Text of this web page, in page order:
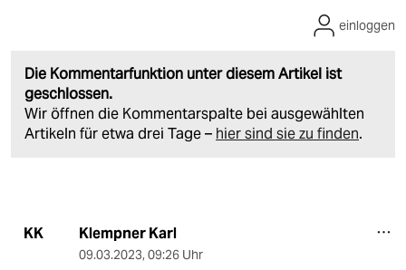
Die Kommentarfunktion unter diesem Artikel ist
geschlossen.
Wir öffnen die Kommentarspalte bei ausgewählten
Artikeln für etwa drei Tage – hier sind sie zu finden.
einloggen
KK Klempner Karl
09.03.2023, 09:26 Uhr